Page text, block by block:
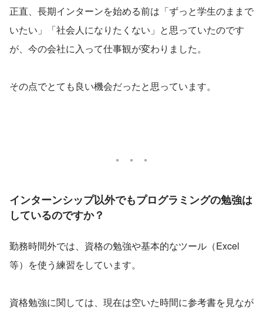
正直、長期インターンを始める前は「ずっと学生のままで
いたい」「社会人になりたくない」と思っていたのです
が、今の会社に入って仕事観が変わりました。
その点でとても良い機会だったと思っています。
インターンシップ以外でもプログラミングの勉強は
しているのですか？
勤務時間外では、資格の勉強や基本的なツール（Excel
等）を使う練習をしています。
資格勉強に関しては、現在は空いた時間に参考書を見なが